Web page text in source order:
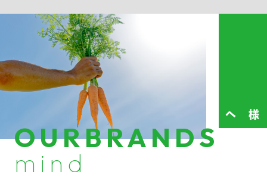
生産者の皆様へ
OURBRANDS
mind